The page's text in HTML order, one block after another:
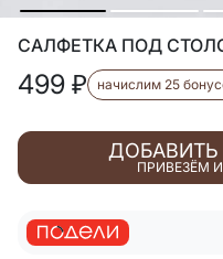
САЛФЕТКА ПОД
499 ₽ начислим 25
ДОБАВИТЬ
ПРИВЕЗЁМ